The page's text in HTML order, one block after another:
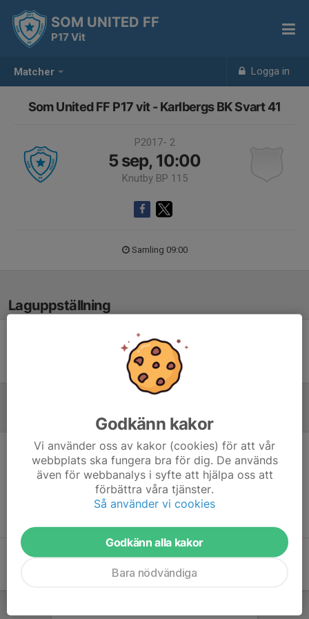
Matcher Logga in
SOM UNITED FF
P17 Vit
Som United FF P17 vit - Karlbergs BK Svart 41
P2017- 2
5 sep, 10:00
Knutby BP 115
Samling 09:00
Laguppställning
Ingen uppställning ifylld
Inget skrivet
Godkänn kakor
Vi använder oss av kakor (cookies) för att vår
webbplats ska fungera bra för dig. De används
även för webbanalys i syfte att hjälpa oss att
förbättra våra tjänster.
Så använder vi cookies
Godkänn alla kakor
Bara nödvändiga